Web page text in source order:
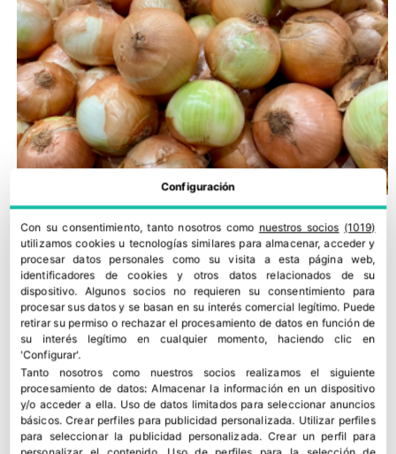
COAG alerta de una campaña crítica para la cebolla sevillana
16 julio, 2026
Configuración
Con su consentimiento, tanto nosotros como nuestros socios (1019)
utilizamos cookies u tecnologías similares para almacenar, acceder y
procesar datos personales como su visita a esta página web,
identificadores de cookies y otros datos relacionados de su
dispositivo. Algunos socios no requieren su consentimiento para
procesar sus datos y se basan en su interés comercial legítimo. Puede
retirar su permiso o rechazar el procesamiento de datos en función de
su interés legítimo en cualquier momento, haciendo clic en
'Configurar'.
Tanto nosotros como nuestros socios realizamos el siguiente
procesamiento de datos:Almacenar la información en un dispositivo
y/o acceder a ella. Uso de datos limitados para seleccionar anuncios
básicos.Crear perfiles para publicidad personalizada. Utilizar perfiles
para seleccionar la publicidad personalizada.Crear un perfil para